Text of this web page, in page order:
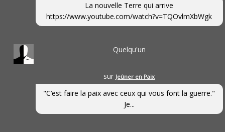
La nouvelle Terre qui arrive
https://www.youtube.com/watch?v=TQOvlmXbWgk
Quelqu'un
sur Jeûner en Paix
"C’est faire la paix avec ceux qui vous font la guerre."
Je...